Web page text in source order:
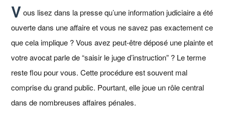
Vous lisez dans la presse qu’une information judiciaire a été
ouverte dans une affaire et vous ne savez pas exactement ce
que cela implique ? Vous avez peut‑être déposé une plainte et
votre avocat parle de “saisir le juge d’instruction” ? Le terme
reste flou pour vous. Cette procédure est souvent mal
comprise du grand public. Pourtant, elle joue un rôle central
dans de nombreuses affaires pénales.